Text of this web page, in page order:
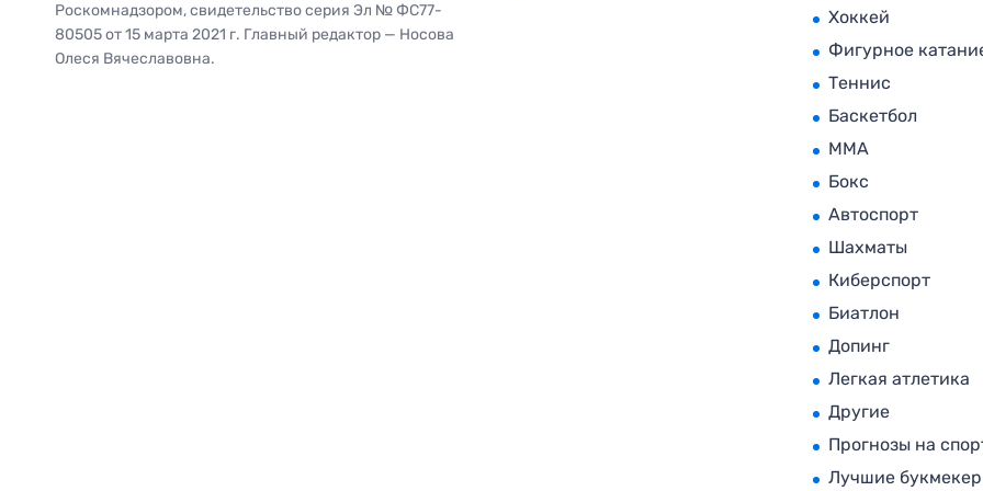
Роскомнадзором, свидетельство серия Эл № ФС77-
80505 от 15 марта 2021 г. Главный редактор — Носова
Олеся Вячеславовна.
Хоккей
Фигурное
Теннис
Баскетбол
MMA
Бокс
Автоспорт
Шахматы
Киберспорт
Биатлон
Допинг
Легкая атлетика
Другие
Прогнозы на
Лучшие